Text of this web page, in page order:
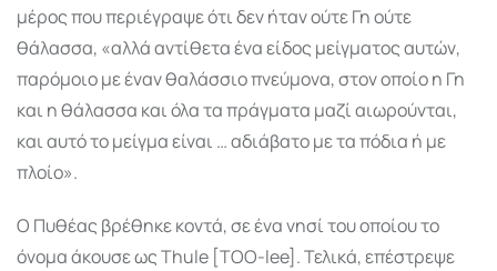
μέρος που περιέγραψε ότι δεν ήταν ούτε Γη ούτε
θάλασσα, «αλλά αντίθετα ένα είδος μείγματος αυτών,
παρόμοιο με έναν θαλάσσιο πνεύμονα, στον οποίο η Γη
και η θάλασσα και όλα τα πράγματα μαζί αιωρούνται,
και αυτό το μείγμα είναι … αδιάβατο με τα πόδια ή με
πλοίο».
Ο Πυθέας βρέθηκε κοντά, σε ένα νησί του οποίου το
όνομα άκουσε ως Thule [TOO-lee]. Τελικά, επέστρεψε